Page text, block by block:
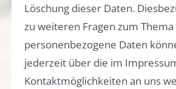
Löschung dieser Daten.
zu weiteren Fragen zum Thema
personenbezogene Daten
jederzeit über die im
Kontaktmöglichkeiten an uns